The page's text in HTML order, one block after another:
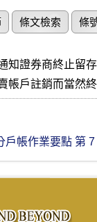
條文檢索 條
知證券商終止留
帳戶註銷而當然
帳作業要點 第